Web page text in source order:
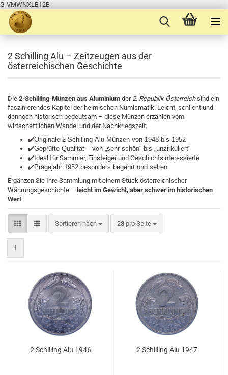
G-VMWNXLB12B
2 Schilling Alu – Zeitzeugen aus der
österreichischen Geschichte
Die 2-Schilling-Münzen aus Aluminium der 2. Republik Österreichsind ein
faszinierendes Kapitel der heimischen Numismatik. Leicht, schlicht und
dennoch historisch bedeutsam – diese Münzen erzählen vom
wirtschaftlichen Wandel und der Nachkriegszeit.
✔️Originale 2-Schilling-Alu-Münzen von 1948 bis 1952
✔️Geprüfte Qualität – von „sehr schön“ bis „unzirkuliert“
✔️Ideal für Sammler, Einsteiger und Geschichtsinteressierte​
✔️Prägejahr 1952 besonders begehrt und selten
Ergänzen Sie Ihre Sammlung mit einem Stück österreichischer
Währungsgeschichte – leicht im Gewicht, aber schwer im historischen
Wert.
Sortieren nach
Sortieren nach 28 pro Seite
pro Seite
1
2 Schilling Alu 1946 2 Schilling Alu 1947